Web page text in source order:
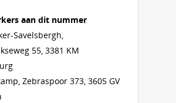
aan dit nummer
Savelsbergh,
55, 3381 KM
Zebraspoor 373, 3605 GV